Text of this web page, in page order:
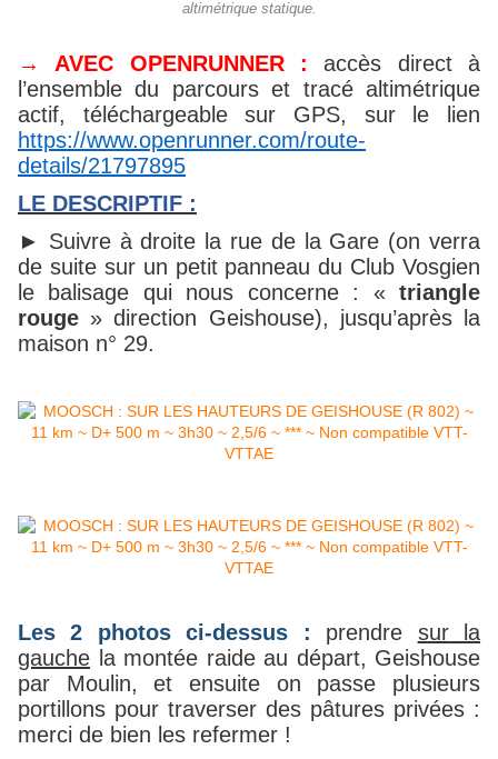
altimétrique statique.
→ AVEC OPENRUNNER :accès direct à
l’ensemble du parcours et tracé altimétrique
actif, téléchargeable sur GPS, sur le lien
https://www.openrunner.com/route-
details/21797895
LE DESCRIPTIF :
► Suivre à droite la rue de la Gare (on verra
de suite sur un petit panneau du Club Vosgien
le balisage qui nous concerne : « triangle
rouge » direction Geishouse), jusqu’après la
maison n° 29.
Les 2 photos ci-dessus : prendre sur la
gauche la montée raide au départ, Geishouse
par Moulin, et ensuite on passe plusieurs
portillons pour traverser des pâtures privées :
merci de bien les refermer !